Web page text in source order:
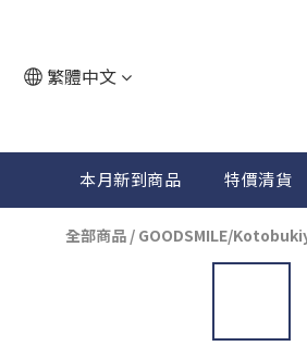
繁體中文
本月新到商品 特價清貨
全部商品 / GOODSMILE/